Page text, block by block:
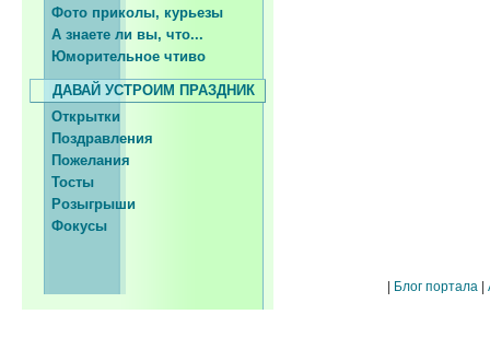
Фото приколы, курьезы
А знаете ли вы, что...
Юморительное чтиво
ДАВАЙ УСТРОИМ ПРАЗДНИК
Открытки
Поздравления
Пожелания
Тосты
Розыгрыши
Фокусы
Блог портала